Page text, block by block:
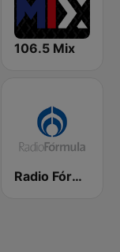
106.5 Mix
Radio Fórmula 103.3 FM